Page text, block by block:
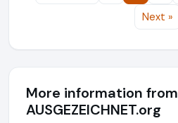
Next »
More information from
AUSGEZEICHNET.org